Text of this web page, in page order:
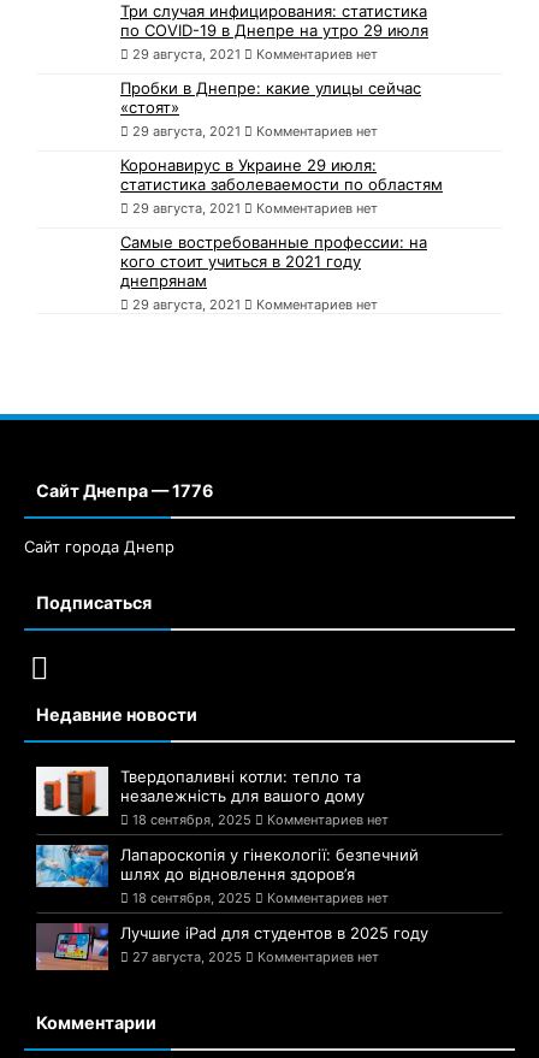
Три случая инфицирования: статистика
по COVID-19 в Днепре на утро 29 июля
29 августа, 2021 Комментариев нет
Пробки в Днепре: какие улицы сейчас
«стоят»
29 августа, 2021 Комментариев нет
Коронавирус в Украине 29 июля:
статистика заболеваемости по областям
29 августа, 2021 Комментариев нет
Самые востребованные профессии: на
кого стоит учиться в 2021 году
днепрянам
29 августа, 2021 Комментариев нет
Сайт Днепра — 1776
Сайт города Днепр
Подписаться
Недавние новости
Твердопаливні котли: тепло та
незалежність для вашого дому
18 сентября, 2025 Комментариев нет
Лапароскопія у гінекології: безпечний
шлях до відновлення здоров’я
18 сентября, 2025 Комментариев нет
Лучшие iPad для студентов в 2025 году
27 августа, 2025 Комментариев нет
Комментарии